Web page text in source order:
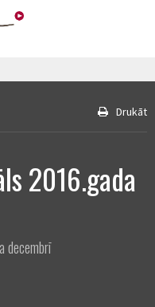
Drukāt
2016.gada
decembrī